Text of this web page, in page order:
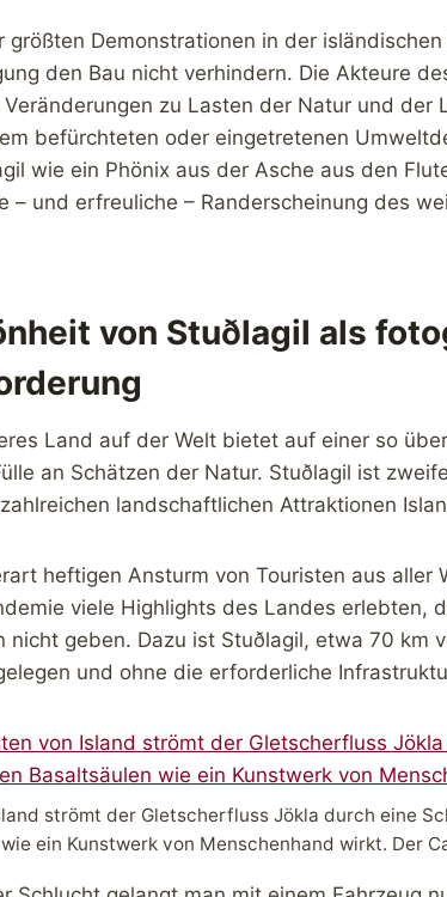
größten Demonstrationen in der
den Bau nicht verhindern. Die Akteure
zu Lasten der Natur und der
befürchteten oder eingetretenen
wie ein Phönix aus der Asche aus den
– und erfreuliche – Randerscheinung des
von Stuðlagil als
Land auf der Welt bietet auf einer so
an Schätzen der Natur. Stuðlagil ist
landschaftlichen Attraktionen
heftigen Ansturm von Touristen aus aller
viele Highlights des Landes erlebten,
nicht geben. Dazu ist Stuðlagil, etwa 70 km
und ohne die erforderliche
strömt der Gletscherfluss Jökla durch eine
wie ein Kunstwerk von Menschenhand wirkt. Der